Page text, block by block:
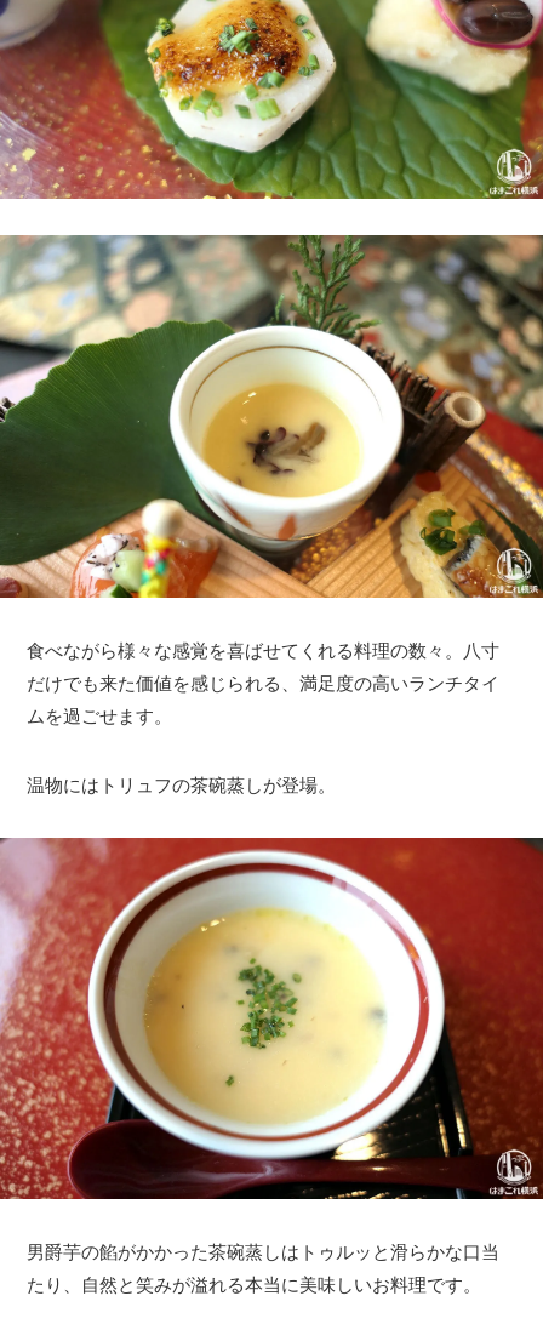
食べながら様々な感覚を喜ばせてくれる料理の数々。八寸
だけでも来た価値を感じられる、満足度の高いランチタイ
ムを過ごせます。
温物にはトリュフの茶碗蒸しが登場。
男爵芋の餡がかかった茶碗蒸しはトゥルッと滑らかな口当
たり、自然と笑みが溢れる本当に美味しいお料理です。